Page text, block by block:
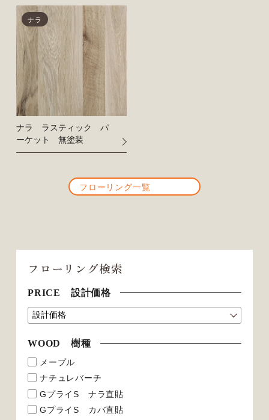
ナラ
ナラ ラスティック パ
ーケット 無塗装
フローリング一覧
フローリング検索
PRICE 設計価格
WOOD 樹種
メープル
ナチュレバーチ
GプライS ナラ直貼
GプライS カバ直貼